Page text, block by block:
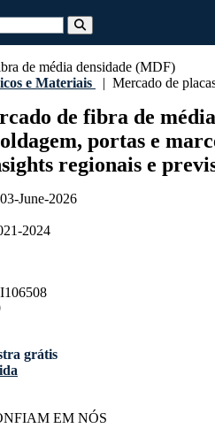
e Materiais | Mercado de
de fibra de
portas e
regionais e
03-June-2026
2024
grátis
EM NÓS